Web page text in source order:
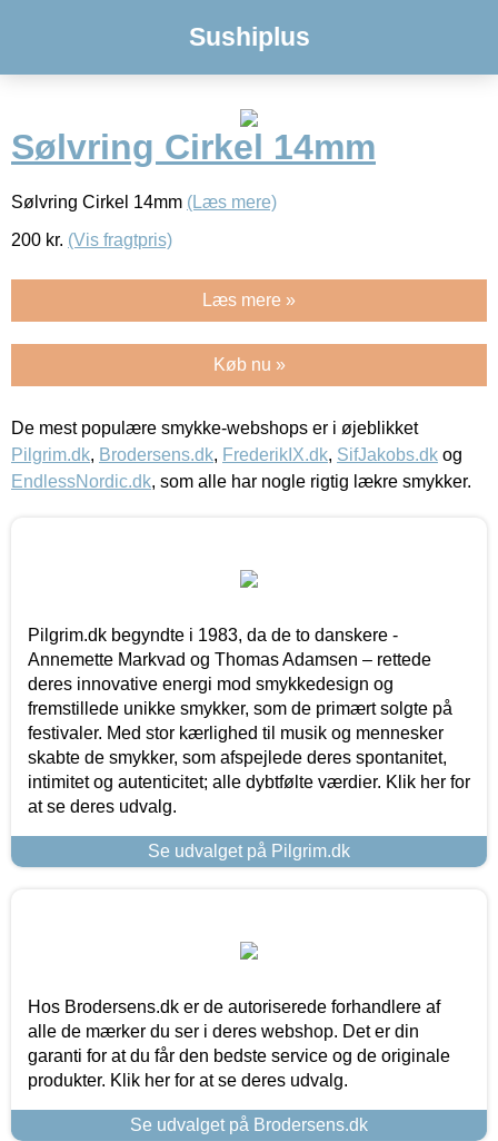
Sushiplus
Sølvring Cirkel 14mm
Sølvring Cirkel 14mm (Læs mere)
200 kr. (Vis fragtpris)
Læs mere »
Køb nu »
De mest populære smykke-webshops er i øjeblikket
Pilgrim.dk, Brodersens.dk, FrederikIX.dk, SifJakobs.dk og
EndlessNordic.dk, som alle har nogle rigtig lækre smykker.
Pilgrim.dk begyndte i 1983, da de to danskere -
Annemette Markvad og Thomas Adamsen – rettede
deres innovative energi mod smykkedesign og
fremstillede unikke smykker, som de primært solgte på
festivaler. Med stor kærlighed til musik og mennesker
skabte de smykker, som afspejlede deres spontanitet,
intimitet og autenticitet; alle dybtfølte værdier. Klik her for
at se deres udvalg.
Se udvalget på Pilgrim.dk
Hos Brodersens.dk er de autoriserede forhandlere af
alle de mærker du ser i deres webshop. Det er din
garanti for at du får den bedste service og de originale
produkter. Klik her for at se deres udvalg.
Se udvalget på Brodersens.dk